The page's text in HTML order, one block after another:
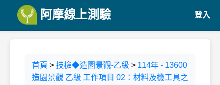
阿摩線上測驗 登入
首頁 > 技檢◆造園景觀-乙級 > 114年 - 13600
造園景觀 乙級 工作項目 02：材料及機工具之